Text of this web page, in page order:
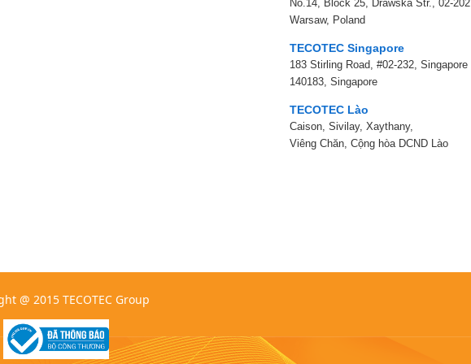
No.14, Block 25, Drawska Str., 02-202
Warsaw, Poland
TECOTEC Singapore
183 Stirling Road, #02-232, Singapore
140183, Singapore
TECOTEC Lào
Caison, Sivilay, Xaythany,
Viêng Chăn, Cộng hòa DCND Lào
@ 2015 TECOTEC Group